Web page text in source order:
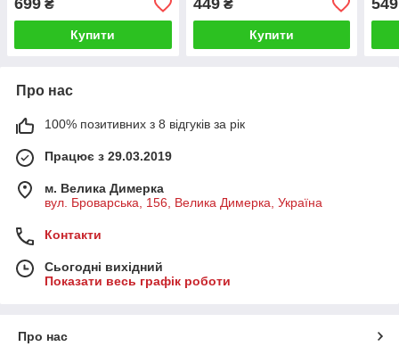
699 ₴
Купити
449₴
Купити
549
Про нас
100% позитивних з 8 відгуків за рік
Працює з 29.03.2019
м. Велика Димерка
вул. Броварська, 156, Велика Димерка, Україна
Контакти
Сьогодні вихідний
Показати весь графік роботи
Про нас